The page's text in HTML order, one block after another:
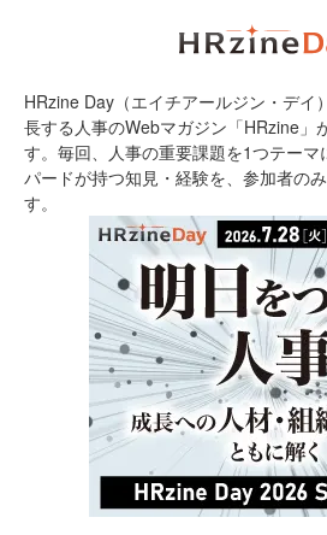
HRzine Day（エイチアールジン・デイ
長する人事のWebマガジン「HRzine」
す。毎回、人事の重要課題を1つテーマ
パードが持つ知見・経験を、参加者の
す。